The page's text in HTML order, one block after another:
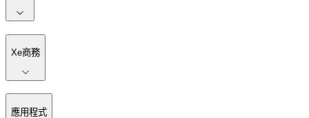
Xe商務
應用程式